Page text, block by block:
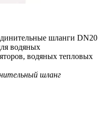
шланги DN20
водяных
водяных тепловых
шланг